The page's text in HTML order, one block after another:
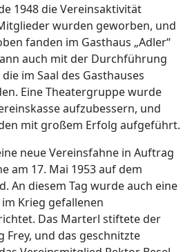
1948 die Vereinsaktivität
wurden geworben, und
fanden im Gasthaus „Adler“
auch mit der Durchführung
im Saal des Gasthauses
Eine Theatergruppe wurde
aufzubessern, und
mit großem Erfolg aufgeführt.
neue Vereinsfahne in Auftrag
am 17. Mai 1953 auf dem
An diesem Tag wurde auch eine
Krieg gefallenen
Das Marterl stiftete der
Frey, und das geschnitzte